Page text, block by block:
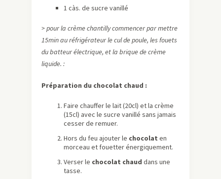
1 càs. de sucre vanillé
> pour la crème chantilly commencer par mettre
15min au réfrigérateur le cul de poule, les fouets
du batteur électrique, et la brique de crème
liquide. :
Préparation du chocolat chaud :
Faire chauffer le lait (20cl) et la crème
(15cl) avec le sucre vanillé sans jamais
cesser de remuer.
Hors du feu ajouter le chocolat en
morceau et fouetter énergiquement.
Verser le chocolat chaud dans une
tasse.